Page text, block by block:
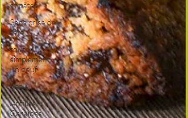
et pâtes
Sans prise de
tête
tout
simplement
un oeuf
Veau
Antilles -
Caraïbes